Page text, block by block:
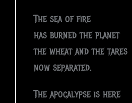
The sea of fire
has burned the planet
the wheat and the tares
now separated.
The apocalypse is here